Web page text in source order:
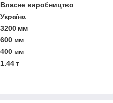
Власне виробництво
Україна
3200 мм
600 мм
400 мм
1.44 т